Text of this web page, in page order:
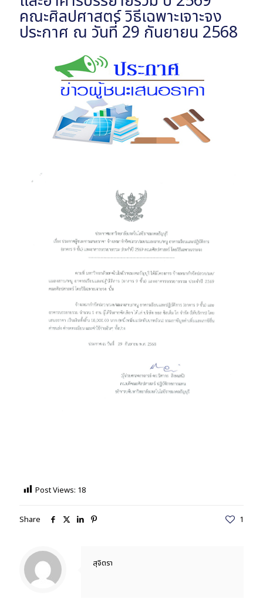
คณะศิลปศาสตร์ วิธีเฉพาะเจาะจง
ประกาศ ณ วันที่ 29 กันยายน 2568
Post Views: 18
Share 1
สุจิตรา